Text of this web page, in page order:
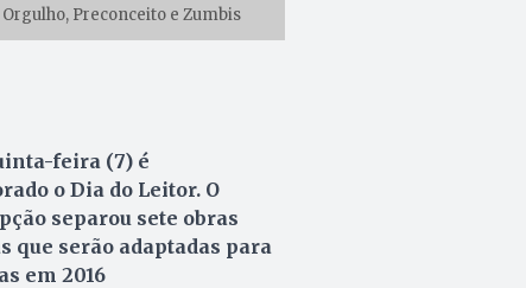
Preconceito e Zumbis
feira (7) é
o Dia do Leitor. O
separou sete obras
que serão adaptadas para
em 2016